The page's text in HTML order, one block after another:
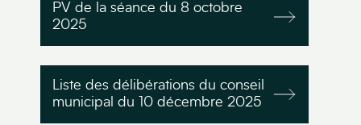
PV de la séance du 8 octobre
2025
Liste des délibérations du conseil
municipal du 10 décembre 2025